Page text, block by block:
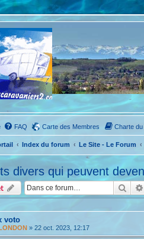
FAQ Carte des Membres Charte
Index du forum Le Site - Le Forum
divers qui peuvent
voto
»22 oct. 2023, 12:17